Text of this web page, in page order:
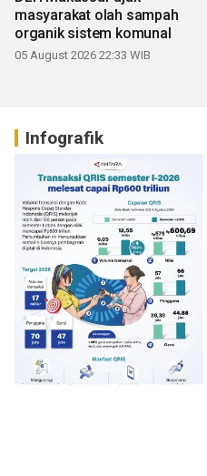
masyarakat olah sampah
organik sistem komunal
05 August 2026 22:33 WIB
Infografik